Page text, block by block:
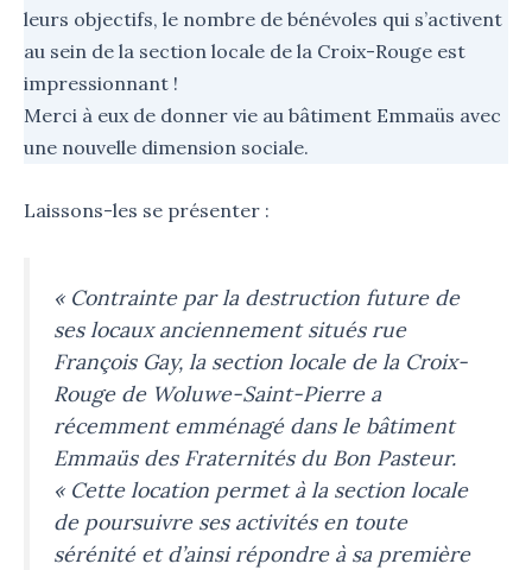
leurs objectifs, le nombre de bénévoles qui s’activent
au sein de la section locale de la Croix-Rouge est
impressionnant !
Merci à eux de donner vie au bâtiment Emmaüs avec
une nouvelle dimension sociale.
Laissons-les se présenter :
« Contrainte par la destruction future de
ses locaux anciennement situés rue
François Gay, la section locale de la Croix-
Rouge de Woluwe-Saint-Pierre a
récemment emménagé dans le bâtiment
Emmaüs des Fraternités du Bon Pasteur.
« Cette location permet à la section locale
de poursuivre ses activités en toute
sérénité et d’ainsi répondre à sa première